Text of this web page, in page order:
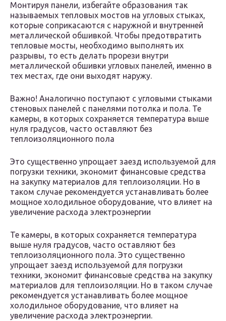
Монтируя панели, избегайте образования так
называемых тепловых мостов на угловых стыках,
которые соприкасаются с наружной и внутренней
металлической обшивкой. Чтобы предотвратить
тепловые мосты, необходимо выполнять их
разрывы, то есть делать прорези внутри
металлической обшивки угловых панелей, именно в
тех местах, где они выходят наружу.
Важно! Аналогично поступают с угловыми стыками
стеновых панелей с панелями потолка и пола. Те
камеры, в которых сохраняется температура выше
нуля градусов, часто оставляют без
теплоизоляционного пола
Это существенно упрощает заезд используемой для
погрузки техники, экономит финансовые средства
на закупку материалов для теплоизоляции. Но в
таком случае рекомендуется устанавливать более
мощное холодильное оборудование, что влияет на
увеличение расхода электроэнергии
Те камеры, в которых сохраняется температура
выше нуля градусов, часто оставляют без
теплоизоляционного пола. Это существенно
упрощает заезд используемой для погрузки
техники, экономит финансовые средства на закупку
материалов для теплоизоляции. Но в таком случае
рекомендуется устанавливать более мощное
холодильное оборудование, что влияет на
увеличение расхода электроэнергии.